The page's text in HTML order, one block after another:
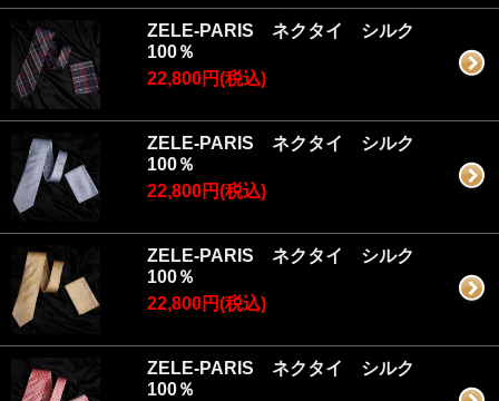
ZELE-PARIS ネクタイ シルク
100％
22,800円(税込)
ZELE-PARIS ネクタイ シルク
100％
22,800円(税込)
ZELE-PARIS ネクタイ シルク
100％
22,800円(税込)
ZELE-PARIS ネクタイ シルク
100％